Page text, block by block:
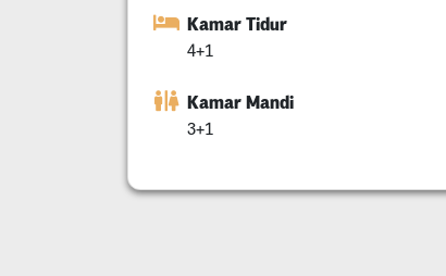
Kamar Tidur
4+1
Kamar Mandi
3+1